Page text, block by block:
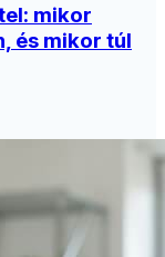
mikor
és mikor túl